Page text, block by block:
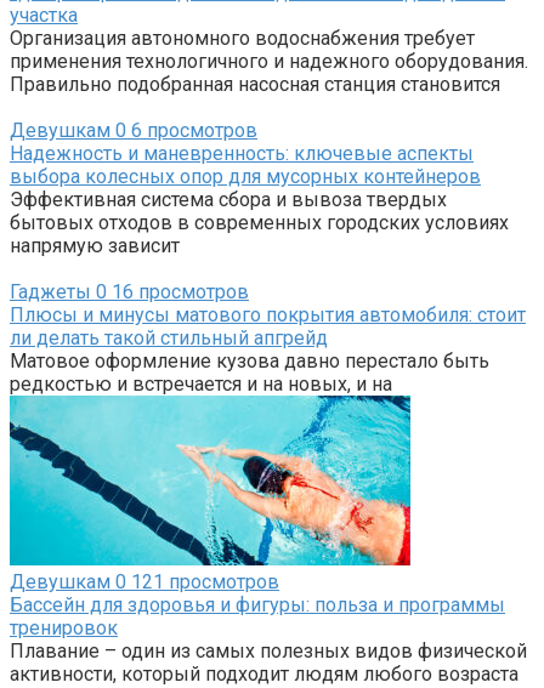
участка
Организация автономного водоснабжения требует
применения технологичного и надежного оборудования.
Правильно подобранная насосная станция становится
Девушкам 0 6 просмотров
Надежность и маневренность: ключевые аспекты
выбора колесных опор для мусорных контейнеров
Эффективная система сбора и вывоза твердых
бытовых отходов в современных городских условиях
напрямую зависит
Гаджеты 0 16 просмотров
Плюсы и минусы матового покрытия автомобиля: стоит
ли делать такой стильный апгрейд
Матовое оформление кузова давно перестало быть
редкостью и встречается и на новых, и на
Девушкам 0 121 просмотров
Бассейн для здоровья и фигуры: польза и программы
тренировок
Плавание – один из самых полезных видов физической
активности, который подходит людям любого возраста